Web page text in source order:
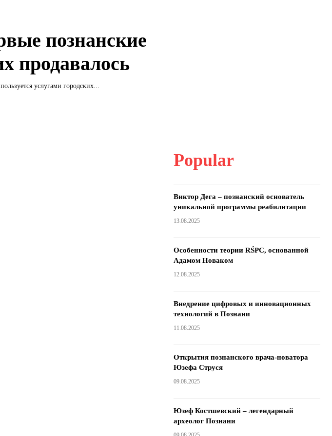
познанские
продавалось
услугами городских...
Popular
Виктор Дега – познанский основатель
уникальной программы реабилитации
13.08.2025
Особенности теории RŚPC, основанной
Адамом Новаком
12.08.2025
Внедрение цифровых и инновационных
технологий в Познани
11.08.2025
Открытия познанского врача-новатора
Юзефа Струся
09.08.2025
Юзеф Костшевский – легендарный
археолог Познани